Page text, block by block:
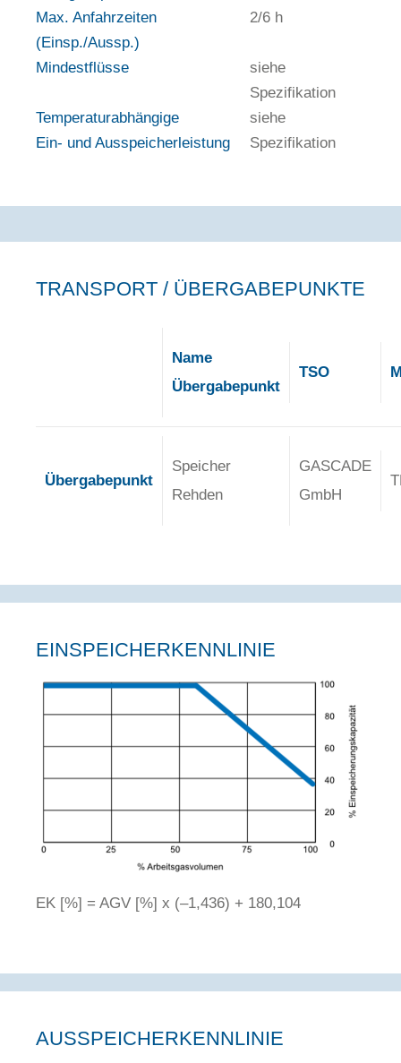
Max. Anfahrzeiten
(Einsp./Aussp.)
2/6 h
Mindestflüsse
siehe
Spezifikation
Temperaturabhängige
Ein- und Ausspeicherleistung
siehe
Spezifikation
TRANSPORT / ÜBERGABEPUNKTE
Name
Übergabepunkt
TSO
Übergabepunkt
Speicher
Rehden
GASCADE
GmbH
EINSPEICHERKENNLINIE
EK [%] = AGV [%] x (–1,436) + 180,104
AUSSPEICHERKENNLINIE